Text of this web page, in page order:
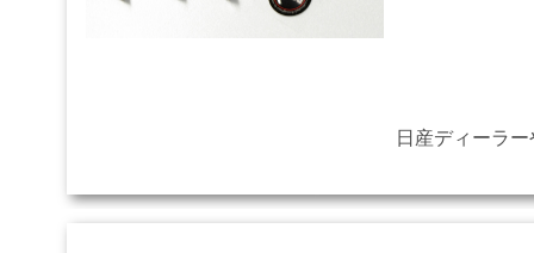
日産ディーラ